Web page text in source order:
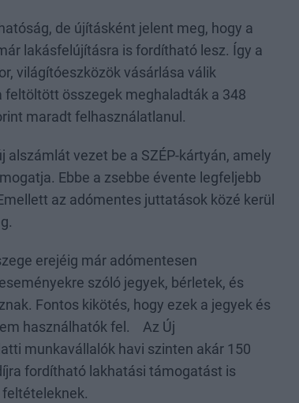
de újításként jelent meg, hogy a
lakásfelújításra is fordítható lesz. Így a
világítóeszközök vásárlása válik
feltöltött összegek meghaladták a 348
maradt felhasználatlanul.
alszámlát vezet be a SZÉP-kártyán, amely
Ebbe a zsebbe évente legfeljebb
az adómentes juttatások közé kerül
erejéig már adómentesen
szóló jegyek, bérletek, és
Fontos kikötés, hogy ezek a jegyek és
használhatók fel. Az Új
munkavállalók havi szinten akár 150
fordítható lakhatási támogatást is